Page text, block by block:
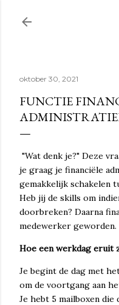
oktober 30, 2021
FUNCTIE
"Wat denk je?" Deze
je graag je financiële
gemakkelijk schakelen
Heb jij de skills om
doorbreken? Daarna
medewerker geworden.
Hoe een werkdag eruit
Je begint de dag met
om de voortgang aan
Je hebt 5 mailboxen die